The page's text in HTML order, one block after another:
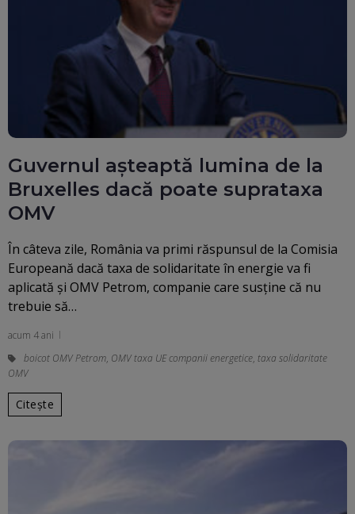
Guvernul așteaptă lumina de la
Bruxelles dacă poate suprataxa
OMV
În câteva zile, România va primi răspunsul de la Comisia
Europeană dacă taxa de solidaritate în energie va fi
aplicată şi OMV Petrom, companie care susţine că nu
trebuie să…
acum 4 ani
boicot OMV Petrom, OMV taxa UE companii energetice, taxa solidaritate
OMV
Citește